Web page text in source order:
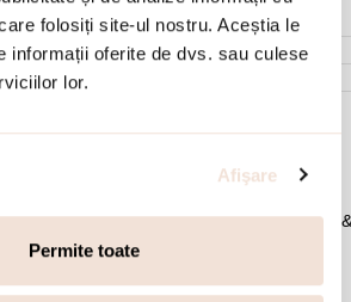
folosiți site-ul nostru. Aceștia le
informații oferite de dvs. sau culese
lor.
Afişare
Permite toate
Cercei, Cercei argint, Ofertele lunii, Party